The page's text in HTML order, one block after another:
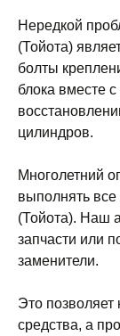
Нередкой
(Тойота)
болты
блока вместе
цилиндров.
Многолетний
выполнять
(Тойота). Наш
запчасти или
заменители.
Это
средства, а